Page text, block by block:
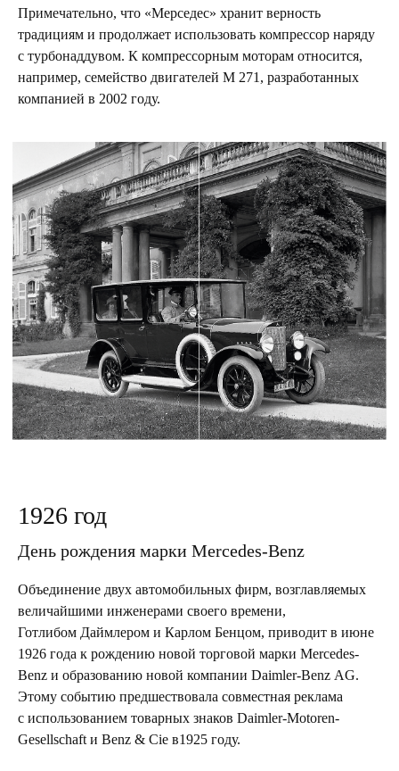
Примечательно, что «Мерседес» хранит верность
традициям и продолжает использовать компрессор наряду
с турбонаддувом. К компрессорным моторам относится,
например, семейство двигателей М 271, разработанных
компанией в 2002 году.
1926 год
День рождения марки Mercedes-Benz
Объединение двух автомобильных фирм, возглавляемых
величайшими инженерами своего времени,
Готлибом Даймлером и Карлом Бенцом, приводит в июне
1926 года к рождению новой торговой марки Mercedes-
Benz и образованию новой компании Daimler-Benz AG.
Этому событию предшествовала совместная реклама
с использованием товарных знаков Daimler-Motoren-
Gesellschaft и Benz & Cie в1925 году.